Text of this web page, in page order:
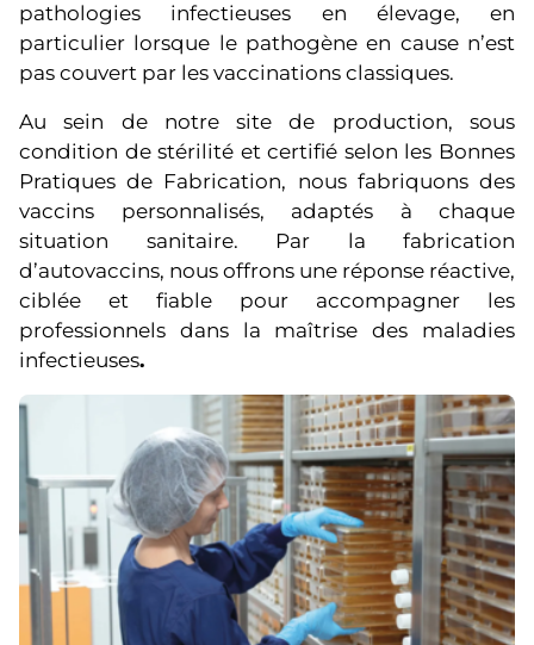
pathologies infectieuses en élevage, en
particulier lorsque le pathogène en cause n’est
pas couvert par les vaccinations classiques.
Au sein de notre site de production, sous
condition de stérilité et certifié selon les Bonnes
Pratiques de Fabrication, nous fabriquons des
vaccins personnalisés, adaptés à chaque
situation sanitaire. Par la fabrication
d’autovaccins, nous offrons une réponse réactive,
ciblée et fiable pour accompagner les
professionnels dans la maîtrise des maladies
infectieuses.